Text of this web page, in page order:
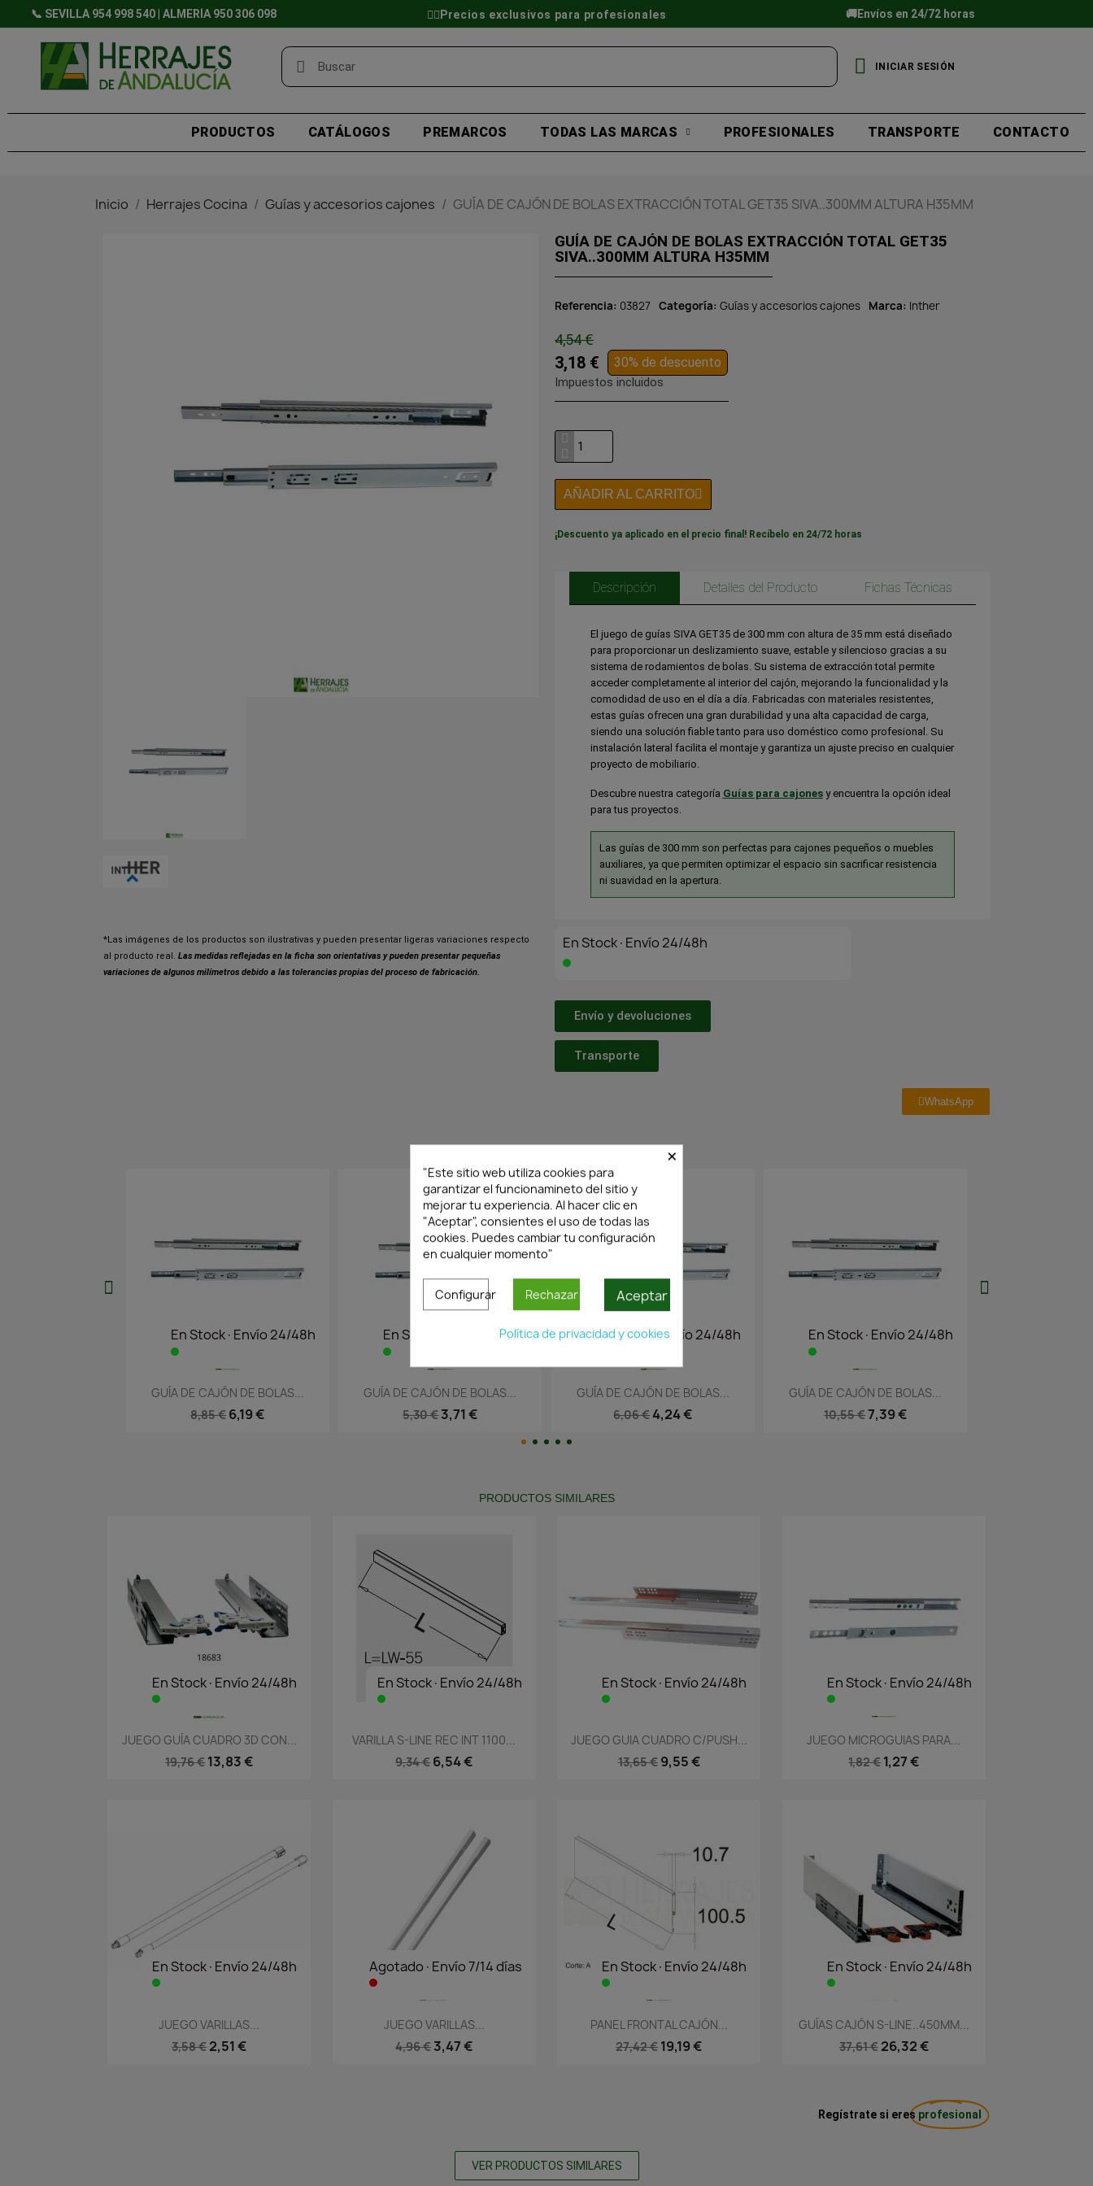
📞 SEVILLA 954 998 540 | ALMERÍA 950 306 098 👷‍♂️Precios exclusivos para profesionales 🚚Envíos en 24/72 horas
INICIAR SESIÓN
PRODUCTOS CATÁLOGOS PREMARCOS TODAS LAS MARCAS PROFESIONALES TRANSPORTE CONTACTO
Inicio Herrajes Cocina Guías y accesorios cajones GUÍA DE CAJÓN DE BOLAS EXTRACCIÓN TOTAL GET35 SIVA..300MM ALTURA H35MM
*Las imágenes de los productos son ilustrativas y pueden presentar ligeras variaciones respecto
al producto real. Las medidas reflejadas en la ficha son orientativas y pueden presentar pequeñas
variaciones de algunos milímetros debido a las tolerancias propias del proceso de fabricación.
GUÍA DE CAJÓN DE BOLAS EXTRACCIÓN TOTAL GET35
SIVA..300MM ALTURA H35MM
Referencia 03827 Categoría Guías y accesorios cajones Marca Inther
4,54 €
3,18 € 30% de descuento
Impuestos incluidos
AÑADIR AL CARRITO
¡Descuento ya aplicado en el precio final! Recíbelo en 24/72 horas
Descripción Detalles del Producto Fichas Técnicas
El juego de guías SIVA GET35 de 300 mm con altura de 35 mm está diseñado
para proporcionar un deslizamiento suave, estable y silencioso gracias a su
sistema de rodamientos de bolas. Su sistema de extracción total permite
acceder completamente al interior del cajón, mejorando la funcionalidad y la
comodidad de uso en el día a día. Fabricadas con materiales resistentes,
estas guías ofrecen una gran durabilidad y una alta capacidad de carga,
siendo una solución fiable tanto para uso doméstico como profesional. Su
instalación lateral facilita el montaje y garantiza un ajuste preciso en cualquier
proyecto de mobiliario.
Descubre nuestra categoría Guías para cajonesy encuentra la opción ideal
para tus proyectos.
Las guías de 300 mm son perfectas para cajones pequeños o muebles
auxiliares, ya que permiten optimizar el espacio sin sacrificar resistencia
ni suavidad en la apertura.
En Stock·Envío 24/48h
Envío y devoluciones
Transporte
WhatsApp
En Stock·Envío 24/48h
Vista rápida
GUÍA DE CAJÓN DE BOLAS...
5,30 €3,71 €
En Stock·Envío 24/48h
Vista rápida
GUÍA DE CAJÓN DE BOLAS...
6,06 €4,24 €
En Stock·Envío 24/48h
Vista rápida
GUÍA DE CAJÓN DE BOLAS...
10,55 €7,39 €
En Stock·Envío 24/48h
Vista rápida
GUÍA DE CAJÓN DE BOLAS...
7,94 €5,56 €
PRODUCTOS SIMILARES
En Stock·Envío 24/48h
Vista rápida
JUEGO GUÍA CUADRO 3D CON...
19,76 € 13,83 €
En Stock·Envío 24/48h
Vista rápida
VARILLA S-LINE REC INT 1100...
9,34 € 6,54 €
En Stock·Envío 24/48h
Vista rápida
JUEGO GUIA CUADRO C/PUSH...
13,65 € 9,55 €
En Stock·Envío 24/48h
Vista rápida
JUEGO MICROGUIAS PARA...
1,82 € 1,27 €
En Stock·Envío 24/48h
Vista rápida
JUEGO VARILLAS...
3,58 € 2,51 €
Agotado·Envío 7/14 días
Vista rápida
JUEGO VARILLAS...
4,96 € 3,47 €
En Stock·Envío 24/48h
Vista rápida
PANEL FRONTAL CAJÓN...
27,42 € 19,19 €
En Stock·Envío 24/48h
Vista rápida
GUÍAS CAJÓN S-LINE..450MM...
37,61 € 26,32 €
Regístrate si eres profesional
VER PRODUCTOS SIMILARES
×
"Este sitio web utiliza cookies para
garantizar el funcionamineto del sitio y
mejorar tu experiencia. Al hacer clic en
"Aceptar", consientes el uso de todas las
cookies. Puedes cambiar tu configuración
en cualquier momento"
Configurar Rechazar Aceptar
Política de privacidad y cookies